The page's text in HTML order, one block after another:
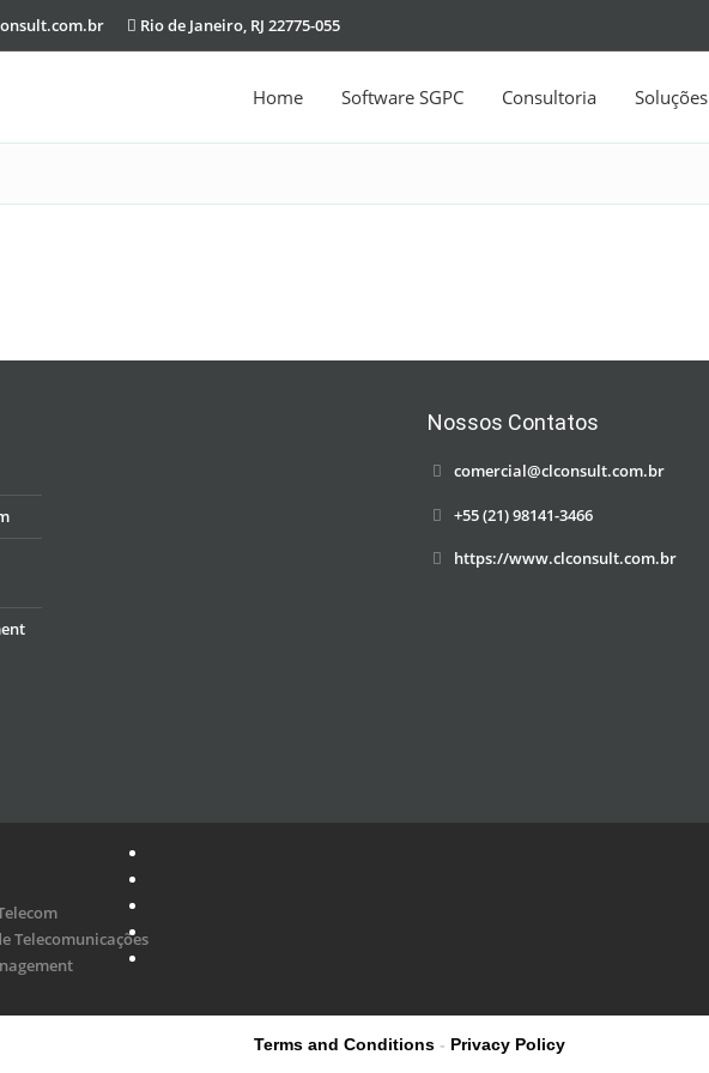
Rio de Janeiro, RJ 22775-055
Home Software SGPC Consultoria Soluções
Nossos Contatos
comercial@clconsult.com.br
+55 (21) 98141-3466
https://www.clconsult.com.br
Telecomunicações
Terms and Conditions - Privacy Policy